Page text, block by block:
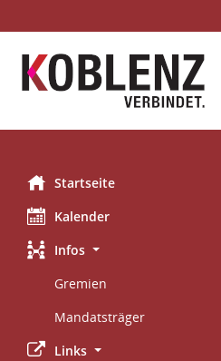
Startseite
Kalender
Infos
Gremien
Mandatsträger
Links